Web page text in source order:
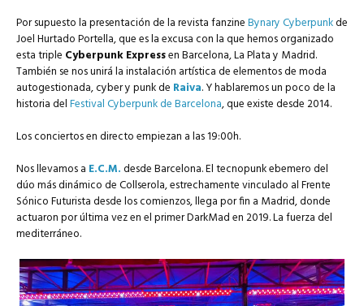
Por supuesto la presentación de la revista fanzineBynary Cyberpunkde
Joel Hurtado Portella, que es la excusa con la que hemos organizado
esta triple Cyberpunk Expressen Barcelona, La Plata y Madrid.
También se nos unirá la instalación artística de elementos de moda
autogestionada, cyber y punk de Raiva. Y hablaremos un poco de la
historia delFestival Cyberpunk de Barcelona, que existe desde 2014.
Los conciertos en directo empiezan a las 19:00h.
Nos llevamos a E.C.M.desde Barcelona. El tecnopunk ebemero del
dúo más dinámico de Collserola, estrechamente vinculado al Frente
Sónico Futurista desde los comienzos, llega por fin a Madrid, donde
actuaron por última vez en el primer DarkMad en 2019. La fuerza del
mediterráneo.